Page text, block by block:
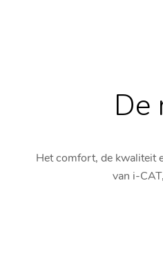
De
Het comfort, de kwaliteit
van i-